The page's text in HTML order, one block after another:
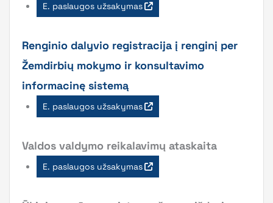
E. paslaugos užsakymas
Renginio dalyvio registracija į renginį per
Žemdirbių mokymo ir konsultavimo
informacinę sistemą
E. paslaugos užsakymas
Valdos valdymo reikalavimų ataskaita
E. paslaugos užsakymas